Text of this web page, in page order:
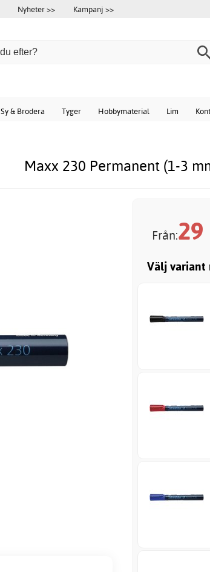
Nyheter >> Kampanj >>
Sy & Brodera Tyger Hobbymaterial Lim
Maxx 230 Permanent (1-3
Från:29
Välj variant